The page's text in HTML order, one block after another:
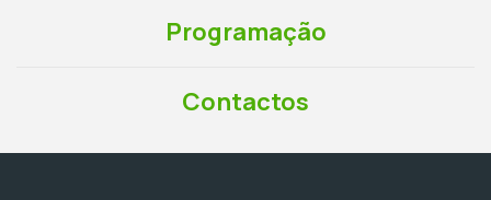
Programação
Contactos